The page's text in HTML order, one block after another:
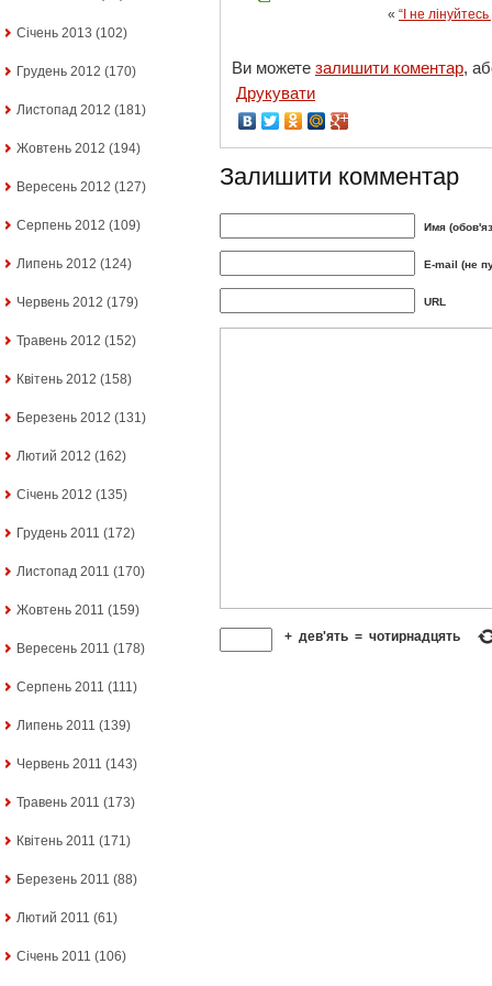
Січень 2013 (102)
Грудень 2012 (170)
Листопад 2012 (181)
Жовтень 2012 (194)
Вересень 2012 (127)
Серпень 2012 (109)
Липень 2012 (124)
Червень 2012 (179)
Травень 2012 (152)
Квітень 2012 (158)
Березень 2012 (131)
Лютий 2012 (162)
Січень 2012 (135)
Грудень 2011 (172)
Листопад 2011 (170)
Жовтень 2011 (159)
Вересень 2011 (178)
Серпень 2011 (111)
Липень 2011 (139)
Червень 2011 (143)
Травень 2011 (173)
Квітень 2011 (171)
Березень 2011 (88)
Лютий 2011 (61)
Січень 2011 (106)
« “І не
Ви можете залишити коментар,
Друкувати
Залишити комментар
Имя
E-mail (не
URL
+ дев'ять = чотирнадцять